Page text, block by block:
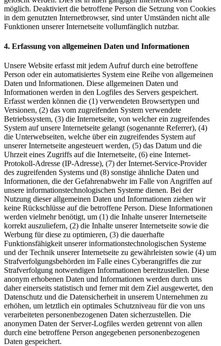
möglich. Deaktiviert die betroffene Person die Setzung von Cookies
in dem genutzten Internetbrowser, sind unter Umständen nicht alle
Funktionen unserer Internetseite vollumfänglich nutzbar.
4. Erfassung von allgemeinen Daten und Informationen
Unsere Website erfasst mit jedem Aufruf durch eine betroffene
Person oder ein automatisiertes System eine Reihe von allgemeinen
Daten und Informationen. Diese allgemeinen Daten und
Informationen werden in den Logfiles des Servers gespeichert.
Erfasst werden können die (1) verwendeten Browsertypen und
Versionen, (2) das vom zugreifenden System verwendete
Betriebssystem, (3) die Internetseite, von welcher ein zugreifendes
System auf unsere Internetseite gelangt (sogenannte Referrer), (4)
die Unterwebseiten, welche über ein zugreifendes System auf
unserer Internetseite angesteuert werden, (5) das Datum und die
Uhrzeit eines Zugriffs auf die Internetseite, (6) eine Internet-
Protokoll-Adresse (IP-Adresse), (7) der Internet-Service-Provider
des zugreifenden Systems und (8) sonstige ähnliche Daten und
Informationen, die der Gefahrenabwehr im Falle von Angriffen auf
unsere informationstechnologischen Systeme dienen. Bei der
Nutzung dieser allgemeinen Daten und Informationen ziehen wir
keine Rückschlüsse auf die betroffene Person. Diese Informationen
werden vielmehr benötigt, um (1) die Inhalte unserer Internetseite
korrekt auszuliefern, (2) die Inhalte unserer Internetseite sowie die
Werbung für diese zu optimieren, (3) die dauerhafte
Funktionsfähigkeit unserer informationstechnologischen Systeme
und der Technik unserer Internetseite zu gewährleisten sowie (4) um
Strafverfolgungsbehörden im Falle eines Cyberangriffes die zur
Strafverfolgung notwendigen Informationen bereitzustellen. Diese
anonym erhobenen Daten und Informationen werden durch uns
daher einerseits statistisch und ferner mit dem Ziel ausgewertet, den
Datenschutz und die Datensicherheit in unserem Unternehmen zu
erhöhen, um letztlich ein optimales Schutzniveau für die von uns
verarbeiteten personenbezogenen Daten sicherzustellen. Die
anonymen Daten der Server-Logfiles werden getrennt von allen
durch eine betroffene Person angegebenen personenbezogenen
Daten gespeichert.